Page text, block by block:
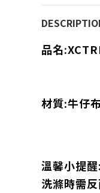
品名
材質:牛仔布
溫馨小提醒:
洗滌時需